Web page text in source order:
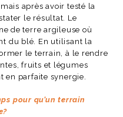
après avoir testé la
le résultat. Le
de terre argileuse où
du blé. En utilisant la
le terrain, à le rendre
fruits et légumes
en parfaite synergie.
pour qu’un terrain